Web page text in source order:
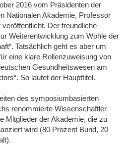
2016 vom Präsidenten der
Nationalen Akademie, Professor
Der freundliche
Weiterentwicklung zum Wohle der
Tatsächlich geht es aber um
eine klare Rollenzuweisung von
Gesundheitswesen am
So lautet der Haupttitel.
des symposiumbasierten
renommierte Wissenschaftler
Mitglieder der Akademie, die zu
wird (80 Prozent Bund, 20